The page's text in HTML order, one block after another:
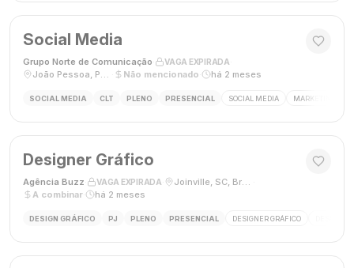
Social Media
Grupo Norte de Comunicação VAGA EXPIRADA
João Pessoa, Paraíba, Brasil
Não mencionado há 2 meses
SOCIAL MEDIA CLT PLENO PRESENCIAL SOCIAL MEDIA MARKETING
Designer Gráfico
Agência Buzz VAGA EXPIRADA Joinville, SC, Brasil
A combinar
há 2 meses
DESIGN GRÁFICO PJ PLENO PRESENCIAL DESIGNER GRÁFICO